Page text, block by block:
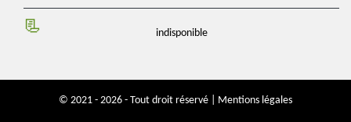
indisponible
© 2021 - 2026 - Tout droit réservé | Mentions légales